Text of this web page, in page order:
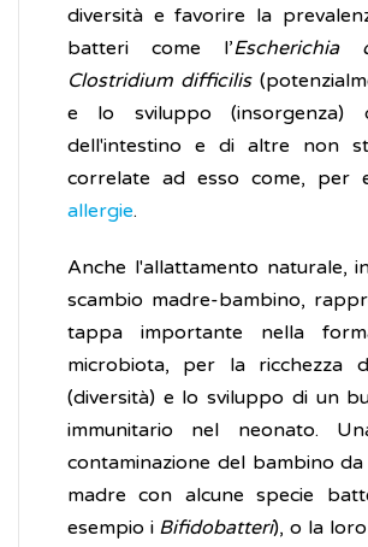
diversità e favorire la
batteri come l’Escherichia
Clostridium difficilis
e lo sviluppo (insorgenza)
dell'intestino e di altre non
correlate ad esso come, per
allergie.
Anche l'allattamento naturale,
scambio madre-bambino,
tappa importante nella
microbiota, per la ricchezza
(diversità) e lo sviluppo di un
immunitario nel neonato.
contaminazione del bambino
madre con alcune specie
esempio i Bifidobatteri), o la